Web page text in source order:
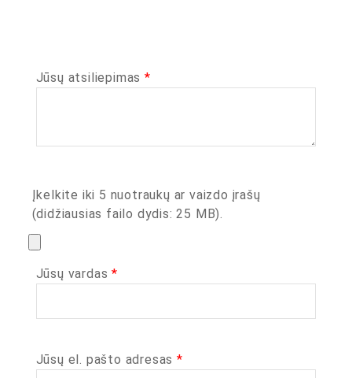
Jūsų atsiliepimas *
Įkelkite iki 5 nuotraukų ar vaizdo įrašų
(didžiausias failo dydis: 25 MB).
Jūsų vardas*
Jūsų el. pašto adresas *